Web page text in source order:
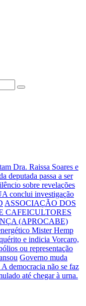
Dra. Raissa Soares e
deputada passa a ser
sobre revelações
conclui investigação
ASSOCIAÇÃO DOS
CAFEICULTORES
(APROCABE)
Mister Hemp
e indicia Vorcaro,
ou representação
Governo muda
A democracia não se faz
até chegar à urna.